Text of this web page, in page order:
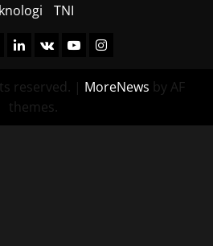
TNI
Linkedin
VK YoutubeInstagram
reserved. | MoreNews by AF
themes.